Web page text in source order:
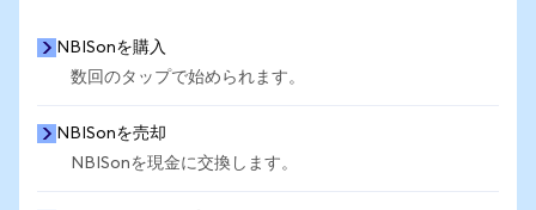
NBISonを購入
数回のタップで始められます。
NBISonを売却
NBISonを現金に交換します。